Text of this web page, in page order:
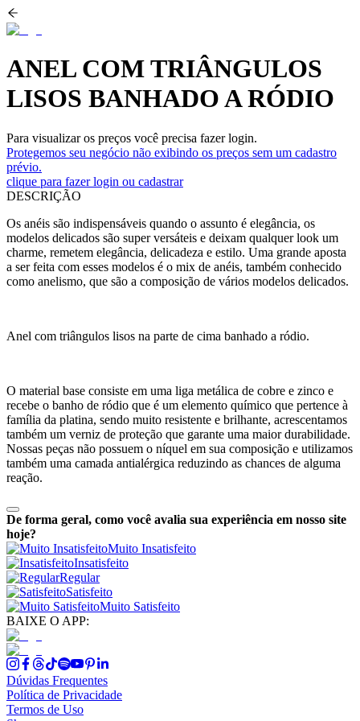
ANEL COM TRIÂNGULOS
LISOS BANHADO A RÓDIO
Para visualizar os preços você precisa fazer login.
Protegemos seu negócio não exibindo os preços sem um cadastro
prévio.
clique para fazer login ou cadastrar
DESCRIÇÃO
Os anéis são indispensáveis quando o assunto é elegância, os
modelos delicados são super versáteis e deixam qualquer look um
charme, remetem elegância, delicadeza e estilo. Uma grande aposta
a ser feita com esses modelos é o mix de anéis, também conhecido
como anelismo, que são a composição de vários modelos delicados.
Anel com triângulos lisos na parte de cima banhado a ródio.
O material base consiste em uma liga metálica de cobre e zinco e
recebe o banho de ródio que é um elemento químico que pertence à
família da platina, sendo muito resistente e brilhante, acrescentamos
também um verniz de proteção que garante uma maior durabilidade.
Nossas peças não possuem o níquel em sua composição e utilizamos
também uma camada antialérgica reduzindo as chances de alguma
reação.
De forma geral, como você avalia sua experiência em nosso site
hoje?
Muito Insatisfeito
Insatisfeito
Regular
Satisfeito
Muito Satisfeito
BAIXE O APP:
Dúvidas Frequentes
Política de Privacidade
Termos de Uso